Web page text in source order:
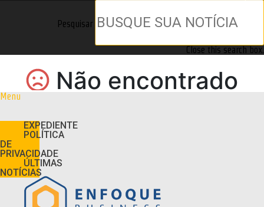
Pesquisar
Close this search box.
Menu
EXPEDIENTE
POLÍTICA
DE
PRIVACIDADE
ÚLTIMAS
NOTÍCIAS